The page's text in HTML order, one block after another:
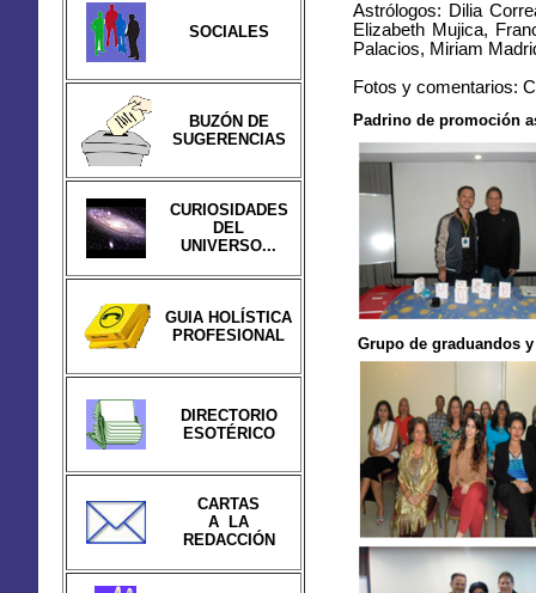
SOCIALES
BUZÓN DE
SUGERENCIAS
CURIOSIDADES
DEL
UNIVERSO...
GUIA HOLÍSTICA
PROFESIONAL
DIRECTORIO
ESOTÉRICO
CARTAS
A LA
REDACCIÓN
Astrólogos: Dilia
Elizabeth Mujica,
Palacios, Miriam
Fotos y comentarios:
Padrino de promoción
Grupo de graduandos